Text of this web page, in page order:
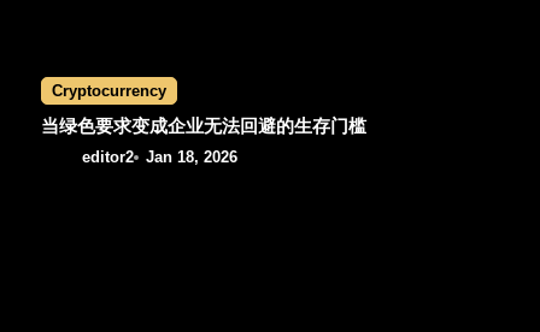
Cryptocurrency
当绿色要求变成企业无法回避的生存门槛
editor2 Jan 18, 2026